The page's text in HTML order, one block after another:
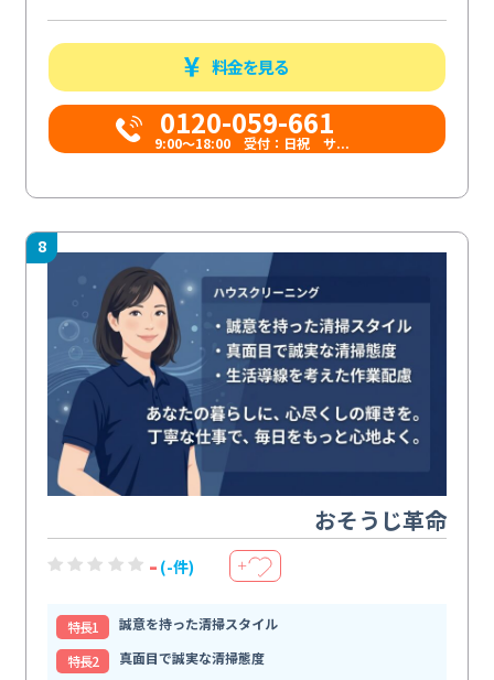
料金を見る
0120-059-661
9:00〜18:00 受付：日祝 サ...
8
おそうじ革命
- (-件) ＋
特⻑1
誠意を持った清掃スタイル
特⻑2
真面目で誠実な清掃態度